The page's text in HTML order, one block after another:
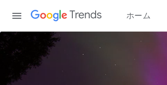
Trends ホーム